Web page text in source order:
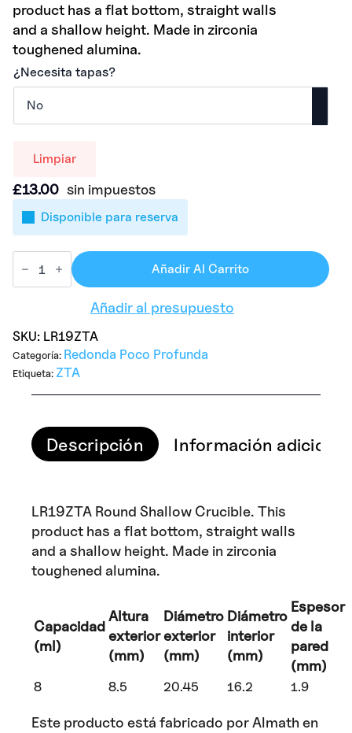
product has a flat bottom, straight walls
and a shallow height. Made in zirconia
toughened alumina.
¿Necesita tapas?
Limpiar
£13.00 sin impuestos
Disponible para reserva
Añadir Al Carrito
Añadir al presupuesto
SKU: LR19ZTA
Categoría: Redonda Poco Profunda
Etiqueta: ZTA
Descripción Información adicional
LR19ZTA Round Shallow Crucible. This
product has a flat bottom, straight walls
and a shallow height. Made in zirconia
toughened alumina.
Capacidad
(ml)
Altura
exterior
(mm)
Diámetro
exterior
(mm)
Diámetro
interior
(mm)
Espesor
de la
pared
(mm)
8 8.5 20.45 16.2 1.9
Este producto está fabricado por Almath en